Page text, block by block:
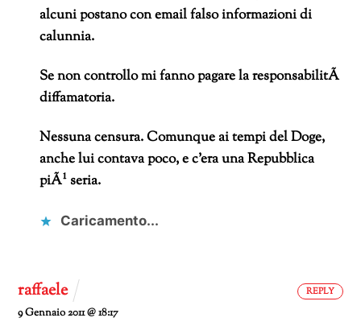
alcuni postano con email falso informazioni di
calunnia.
Se non controllo mi fanno pagare la responsabilitÃ
diffamatoria.
Nessuna censura. Comunque ai tempi del Doge,
anche lui contava poco, e c’era una Repubblica
piÃ¹ seria.
Caricamento...
raffaele
9 Gennaio 2011 @ 18:17
REPLY